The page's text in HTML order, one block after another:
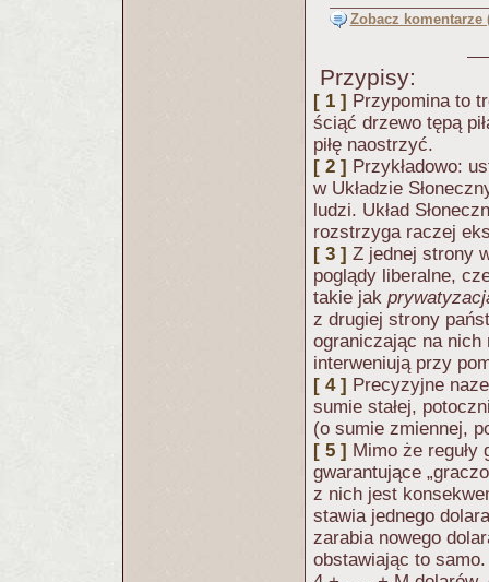
Zobacz komentarze
Przypisy:
[ 1 ] Przypomina to
ściąć drzewo tępą
piłę naostrzyć.
[ 2 ] Przykładowo:
w Układzie
ludzi. Układ
rozstrzyga raczej
[ 3 ] Z jednej strony
poglądy liberalne,
takie jak
z drugiej strony
ograniczając na
interweniują przy
[ 4 ] Precyzyjne
sumie stałej,
(o sumie zmiennej,
[ 5 ] Mimo że
gwarantujące
z nich jest
stawia jednego
zarabia nowego
obstawiając to